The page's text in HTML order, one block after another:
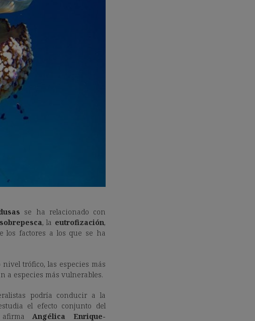
se ha relacionado con
sobrepesca, la eutrofización,
los factores a los que se ha
trófico, las especies más
a especies más vulnerables.
podría conducir a la
el efecto conjunto del
afirmaAngélica Enrique-